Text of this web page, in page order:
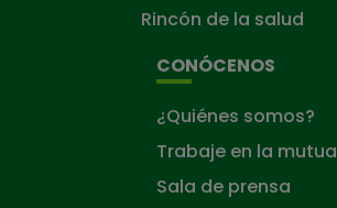
Rincón de la salud
CONÓCENOS
¿Quiénes somos?
Trabaje en la mutua
Sala de prensa